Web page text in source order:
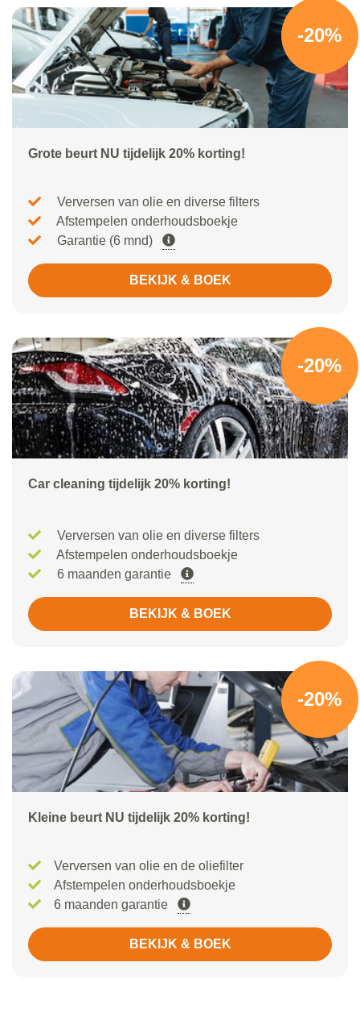
-20%
Grote beurt NU tijdelijk 20% korting!
Verversen van olie en diverse filters
Afstempelen onderhoudsboekje
Garantie (6 mnd)
BEKIJK & BOEK
-20%
Car cleaning tijdelijk 20% korting!
Verversen van olie en diverse filters
Afstempelen onderhoudsboekje
6 maanden garantie
BEKIJK & BOEK
-20%
Kleine beurt NU tijdelijk 20% korting!
Verversen van olie en de oliefilter
Afstempelen onderhoudsboekje
6 maanden garantie
BEKIJK & BOEK